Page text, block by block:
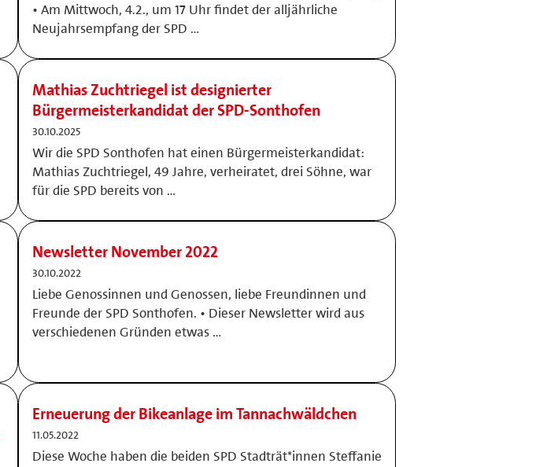
• Am Mittwoch, 4.2., um 17 Uhr findet der alljährliche
Neujahrsempfang der SPD …
Mathias Zuchtriegel ist designierter
Bürgermeisterkandidat der SPD-Sonthofen
30.10.2025
Wir die SPD Sonthofen hat einen Bürgermeisterkandidat:
Mathias Zuchtriegel, 49 Jahre, verheiratet, drei Söhne, war
für die SPD bereits von …
Newsletter November 2022
30.10.2022
Liebe Genossinnen und Genossen, liebe Freundinnen und
Freunde der SPD Sonthofen. • Dieser Newsletter wird aus
verschiedenen Gründen etwas …
Erneuerung der Bikeanlage im Tannachwäldchen
11.05.2022
Diese Woche haben die beiden SPD Stadträt*innen Steffanie